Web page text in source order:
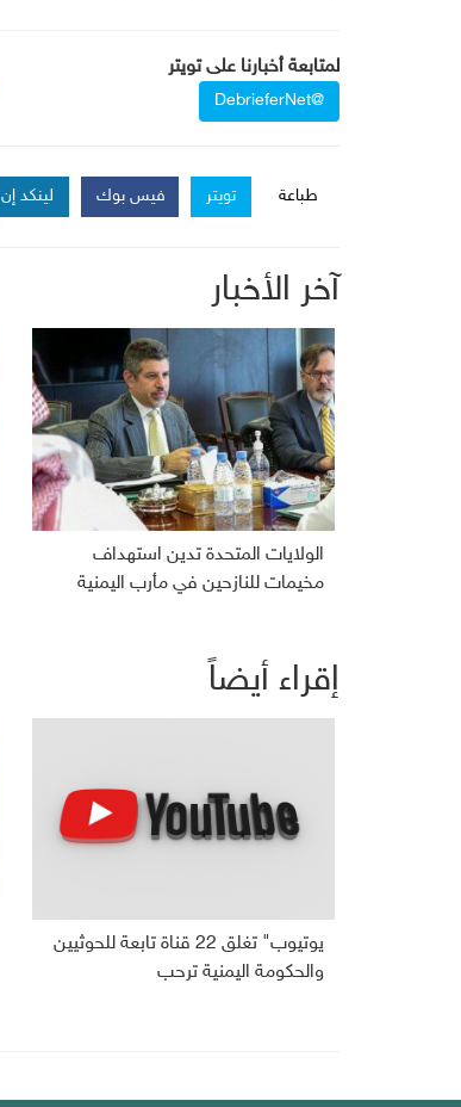
لمتابعة أخبارنا على تويتر
@DebrieferNet
طباعة تويتر فيس بوك لينكد إن
آخر الأخبار
الولايات المتحدة تدين استهداف
مخيمات للنازحين في مأرب اليمنية
إقراء أيضاً
يوتيوب" تغلق 22 قناة تابعة للحوثيين
والحكومة اليمنية ترحب